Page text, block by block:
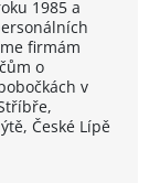
1985 a
firmám
o
v
České Lípě